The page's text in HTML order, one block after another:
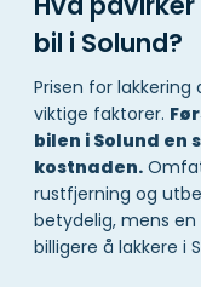
bil i Solund?
Prisen for lakkering
viktige faktorer.
bilen i Solund en
kostnaden.
rustfjerning og
betydelig, mens
billigere å lakkere i